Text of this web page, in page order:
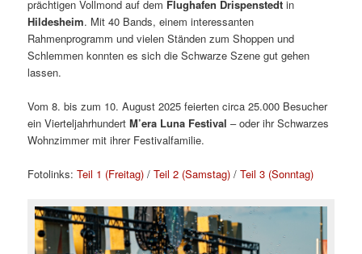
prächtigen Vollmond auf dem Flughafen Drispenstedt in
Hildesheim. Mit 40 Bands, einem interessanten
Rahmenprogramm und vielen Ständen zum Shoppen und
Schlemmen konnten es sich die Schwarze Szene gut gehen
lassen.
Vom 8. bis zum 10. August 2025 feierten circa 25.000 Besucher
ein VierteljahrhundertM’era Luna Festival – oder ihr Schwarzes
Wohnzimmer mit ihrer Festivalfamilie.
Fotolinks:Teil 1 (Freitag) /Teil 2 (Samstag) /Teil 3 (Sonntag)